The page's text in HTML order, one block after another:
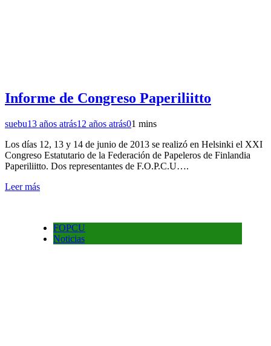
Informe de Congreso Paperiliitto
suebu13 años atrás12 años atrás01 mins
Los días 12, 13 y 14 de junio de 2013 se realizó en Helsinki el XXI
Congreso Estatutario de la Federación de Papeleros de Finlandia
Paperiliitto. Dos representantes de F.O.P.C.U….
Leer más
FOPCU
Noticias